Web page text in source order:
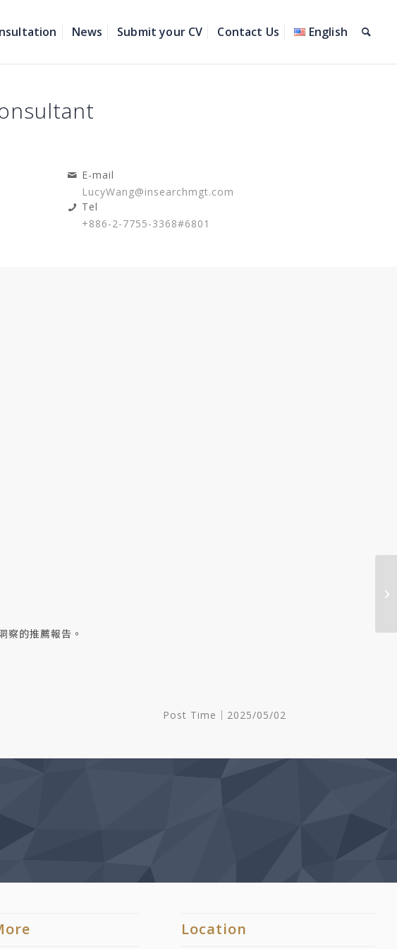
News Submit your CV Contact Us English
E-mail
LucyWang@insearchmgt.com
Tel
+886-2-7755-3368#6801
察的推薦報告。
Post Time｜2025/05/02
Location